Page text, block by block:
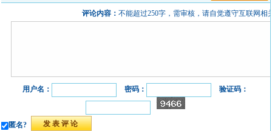
评论内容：不能超过250字，需审核，请自觉遵守互联网相
用户名： 密码： 验证码：
匿名?